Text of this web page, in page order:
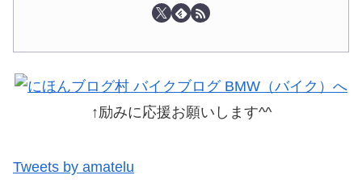
↑励みに応援お願いします^^
Tweets by amatelu